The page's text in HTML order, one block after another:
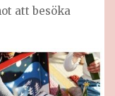
att besöka